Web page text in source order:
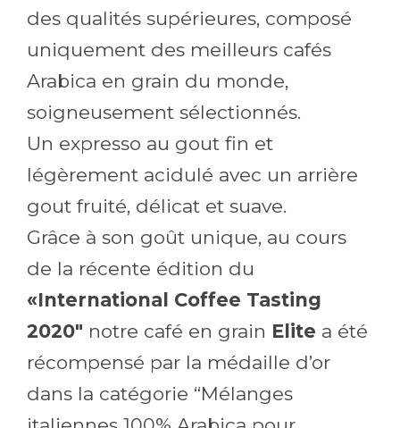
des qualités supérieures, composé
uniquement des meilleurs cafés
Arabica en grain du monde,
soigneusement sélectionnés.
Un expresso au gout fin et
légèrement acidulé avec un arrière
gout fruité, délicat et suave.
Grâce à son goût unique, au cours
de la récente édition du
«International Coffee Tasting
2020″ notre café en grain Elite a été
récompensé par la médaille d’or
dans la catégorie “Mélanges